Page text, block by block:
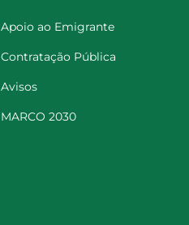
Apoio ao Emigrante
Contratação Pública
Avisos
MARCO 2030